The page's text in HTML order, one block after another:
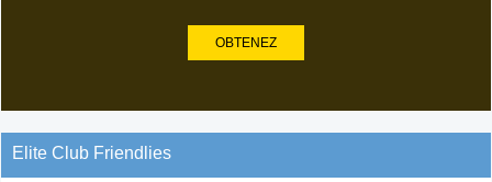
OBTENEZ
Elite Club Friendlies